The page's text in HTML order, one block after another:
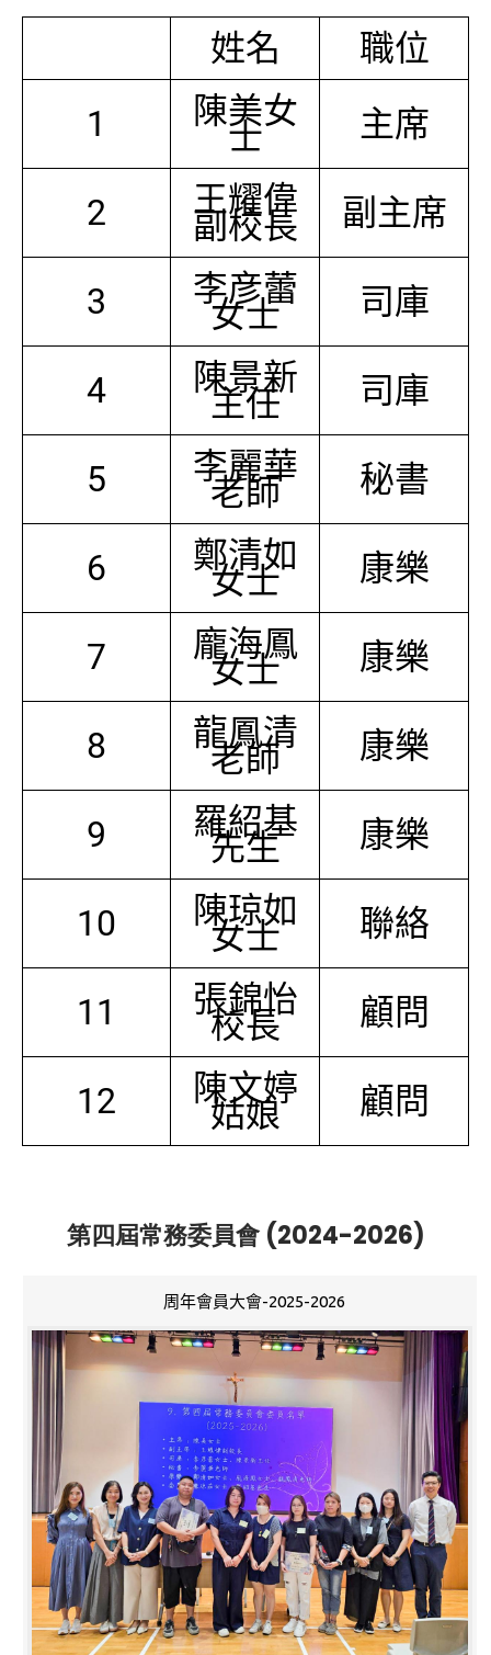
姓名
職位
1
陳美女
士 主席
2 王耀偉
副校長 副主席
3 李彦蕾
女士 司庫
4 陳景新
主任 司庫
5 李麗華
老師 秘書
6 鄭清如
女士 康樂
7 龐海鳳
女士 康樂
8 龍鳳清
老師 康樂
9 羅紹基
先生 康樂
10 陳琼如
女士 聯絡
11 張錦怡
校長 顧問
12 陳文婷
姑娘 顧問
第四屆常務委員會 (2024-2026)
周年會員大會-2025-2026